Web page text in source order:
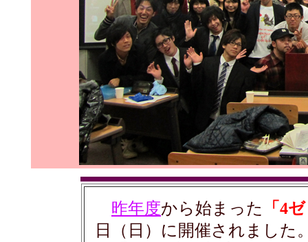
昨年度から始まった
「4
日（日）に開催されました